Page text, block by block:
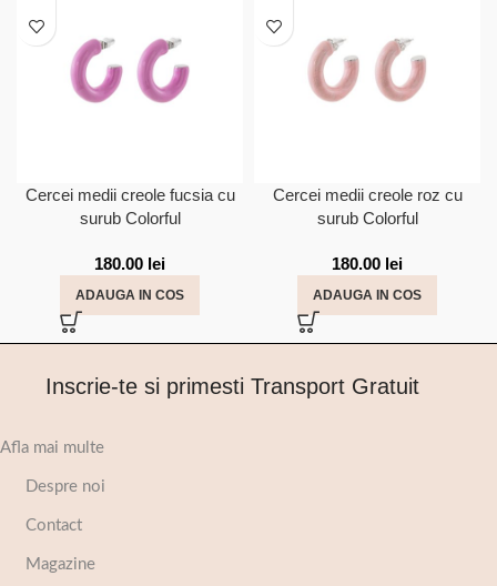
Cercei medii creole fucsia cu
surub Colorful
180.00 lei
ADAUGA IN COS
Cercei medii creole roz cu
surub Colorful
180.00 lei
ADAUGA IN COS
Inscrie-te si primesti Transport Gratuit
Afla mai multe
Despre noi
Contact
Magazine